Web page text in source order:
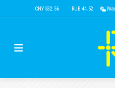
USD 3,593.50 CNY 532.56